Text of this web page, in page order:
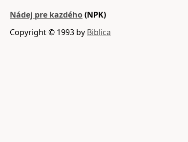
Nádej pre kazdého(NPK)
Copyright © 1993 by Biblica